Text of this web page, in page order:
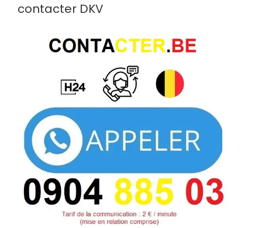
contacter DKV